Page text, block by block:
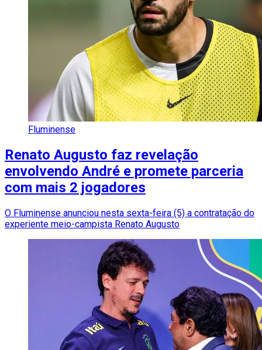
Fluminense
Renato Augusto faz revelação
envolvendo André e promete parceria
com mais 2 jogadores
O Fluminense anunciou nesta sexta-feira (5) a contratação do
experiente meio-campista Renato Augusto